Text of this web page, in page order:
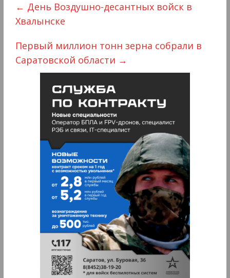
← День Воздушно-десантных войск в
Хвалынске
Первый миллион тонн зерна собрали в
Саратовской области →